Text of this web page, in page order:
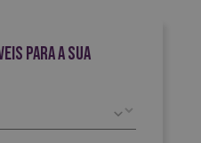
PARA A SUA